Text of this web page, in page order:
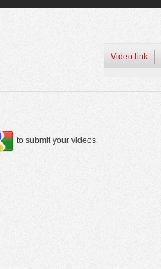
Video link
to submit your videos.